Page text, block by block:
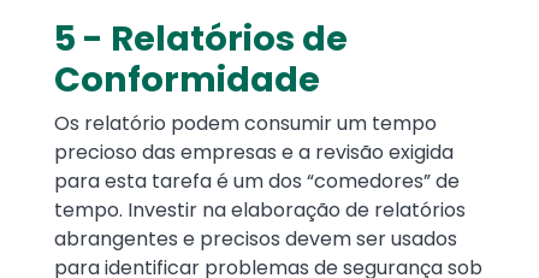
5 - Relatórios de
Conformidade
Os relatório podem consumir um tempo
precioso das empresas e a revisão exigida
para esta tarefa é um dos “comedores” de
tempo. Investir na elaboração de relatórios
abrangentes e precisos devem ser usados
para identificar problemas de segurança sob